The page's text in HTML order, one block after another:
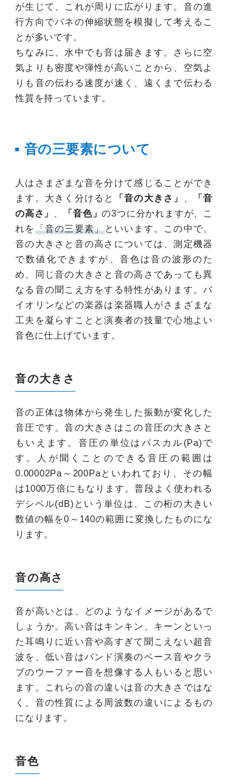
が生じて、これが周りに広がります。音の進
行方向でバネの伸縮状態を模擬して考えるこ
とが多いです。
ちなみに、水中でも音は届きます。さらに空
気よりも密度や弾性が高いことから、空気よ
りも音の伝わる速度が速く、遠くまで伝わる
性質を持っています。
音の三要素について
人はさまざまな音を分けて感じることができ
ます。大きく分けると
「音の大きさ」
「音
の高さ」
「音色」の3つに分かれますが、こ
れを「音の三要素」といいます。この中で、
音の大きさと音の高さについては、測定機器
で数値化できますが、音色は音の波形のた
め、同じ音の大きさと音の高さであっても異
なる音の聞こえ方をする特性があります。バ
イオリンなどの楽器は楽器職人がさまざまな
工夫を凝らすことと演奏者の技量で心地よい
音色に仕上げています。
音の大きさ
音の正体は物体から発生した振動が変化した
音圧です。音の大きさはこの音圧の大きさと
もいえます。音圧の単位はパスカル(Pa)で
す。人が聞くことのできる音圧の範囲は
0.00002Pa～200Paといわれており、その幅
は1000万倍にもなります。普段よく使われる
デシベル(dB)という単位は、この桁の大きい
数値の幅を0～140の範囲に変換したものにな
ります。
音の高さ
音が高いとは、どのようなイメージがあるで
しょうか。高い音はキンキン、キーンといっ
た耳鳴りに近い音や高すぎて聞こえない超音
波を、低い音はバンド演奏のベース音やクラ
ブのウーファー音を想像する人もいると思い
ます。これらの音の違いは音の大きさではな
く、音の性質による周波数の違いによるもの
になります。
音色